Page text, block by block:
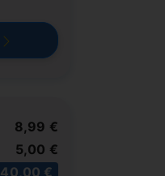
8,99 €
5,00 €
40,00 €